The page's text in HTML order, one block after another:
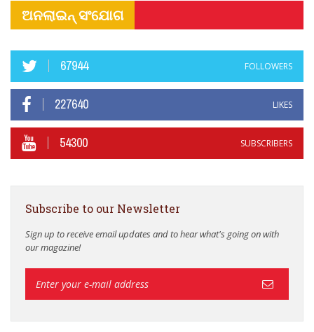
ଅନଲାଇନ୍ ସଂଯୋଗ
67944 FOLLOWERS
227640 LIKES
54300 SUBSCRIBERS
Subscribe to our Newsletter
Sign up to receive email updates and to hear what's going on with
our magazine!